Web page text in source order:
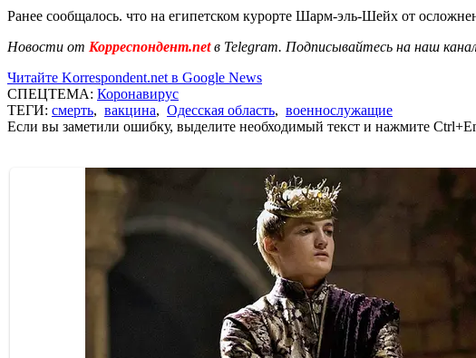
Ранее сообщалось. что на египетском курорте Шарм-эль-Шейх от
Новости от Корреспондент.netв Telegram. Подписывайтесь на наш
Читайте Korrespondent.net в Google News
СПЕЦТЕМА: Коронавирус
ТЕГИ: смерть, вакцина, Одесская область, военнослужащие
Если вы заметили ошибку, выделите необходимый текст и нажмите